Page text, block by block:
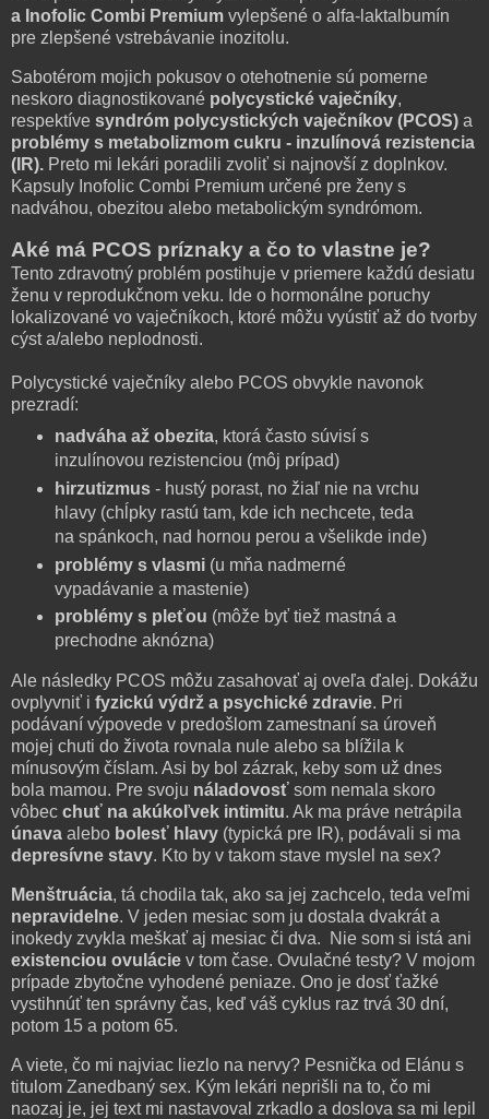
a Inofolic Combi Premium vylepšené o alfa-laktalbumín
pre zlepšené vstrebávanie inozitolu.
Sabotérom mojich pokusov o otehotnenie sú pomerne
neskoro diagnostikované polycystické vaječníky,
respektíve syndróm polycystických vaječníkov (PCOS) a
problémy s metabolizmom cukru - inzulínová rezistencia
(IR). Preto mi lekári poradili zvoliť si najnovší z doplnkov.
Kapsuly Inofolic Combi Premium určené pre ženy s
nadváhou, obezitou alebo metabolickým syndrómom.
Aké má PCOS príznaky a čo to vlastne je?
Tento zdravotný problém postihuje v priemere každú desiatu
ženu v reprodukčnom veku. Ide o hormonálne poruchy
lokalizované vo vaječníkoch, ktoré môžu vyústiť až do tvorby
cýst a/alebo neplodnosti.
Polycystické vaječníky alebo PCOS obvykle navonok
prezradí:
nadváha až obezita, ktorá často súvisí s
inzulínovou rezistenciou (môj prípad)
hirzutizmus - hustý porast, no žiaľ nie na vrchu
hlavy (chĺpky rastú tam, kde ich nechcete, teda
na spánkoch, nad hornou perou a všelikde inde)
problémy s vlasmi(u mňa nadmerné
vypadávanie a mastenie)
problémy s pleťou (môže byť tiež mastná a
prechodne aknózna)
Ale následky PCOS môžu zasahovať aj oveľa ďalej. Dokážu
ovplyvniť i fyzickú výdrž a psychické zdravie. Pri
podávaní výpovede v predošlom zamestnaní sa úroveň
mojej chuti do života rovnala nule alebo sa blížila k
mínusovým číslam. Asi by bol zázrak, keby som už dnes
bola mamou. Pre svoju náladovosť som nemala skoro
vôbec chuť na akúkoľvek intimitu. Ak ma práve netrápila
únava alebo bolesť hlavy (typická pre IR), podávali si ma
depresívne stavy. Kto by v takom stave myslel na sex?
Menštruácia, tá chodila tak, ako sa jej zachcelo, teda veľmi
nepravidelne. V jeden mesiac som ju dostala dvakrát a
inokedy zvykla meškať aj mesiac či dva. Nie som si istá ani
existenciou ovulácie v tom čase. Ovulačné testy? V mojom
prípade zbytočne vyhodené peniaze. Ono je dosť ťažké
vystihnúť ten správny čas, keď váš cyklus raz trvá 30 dní,
potom 15 a potom 65.
A viete, čo mi najviac liezlo na nervy? Pesnička od Elánu s
titulom Zanedbaný sex. Kým lekári neprišli na to, čo mi
naozaj je, jej text mi nastavoval zrkadlo a doslova sa mi lepil